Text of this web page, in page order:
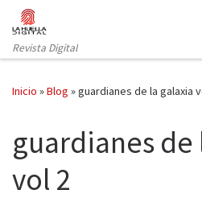
Saltar al contenido
Revista Digital
Inicio »Blog »guardianes de la galaxia
guardianes de
vol 2